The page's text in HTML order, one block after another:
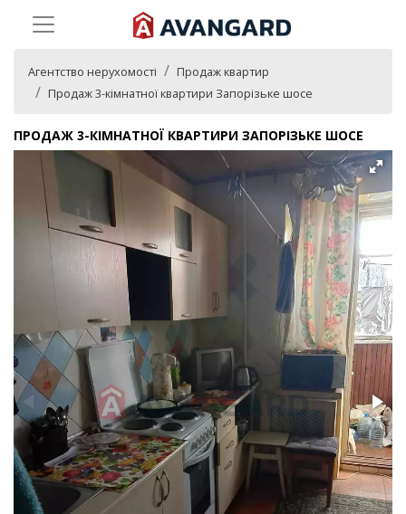
Агентство нерухомості
Продаж квартир
Продаж 3-кімнатної квартири Запорізьке шосе
ПРОДАЖ 3-КІМНАТНОЇ КВАРТИРИ ЗАПОРІЗЬКЕ ШОСЕ